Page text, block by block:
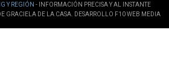
Y REGIÓN - INFORMACIÓN PRECISA Y AL INSTANTE
GRACIELA DE LA CASA. DESARROLLO F10 WEB MEDIA